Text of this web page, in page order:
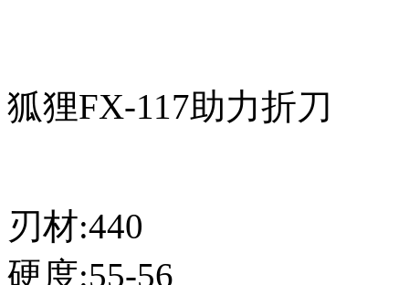
狐狸FX-117助力折刀
刃材:440
硬度:55-56